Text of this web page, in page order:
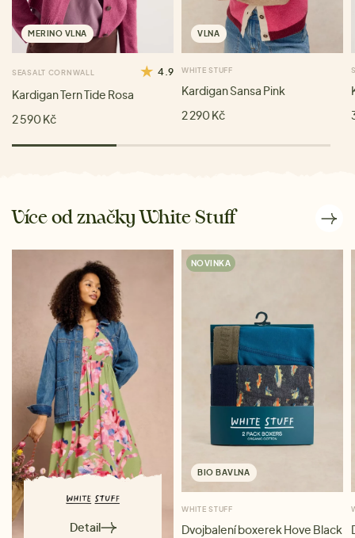
MERINO VLNA
SEASALT CORNWALL 4.9
Kardigan Tern Tide Rosa
2 590 Kč
VLNA
WHITE STUFF
Kardigan Sansa Pink
2 290 Kč
Více od značky White Stuff
Detail
NOVINKA
BIO BAVLNA
WHITE STUFF
Dvojbalení boxerek Hove Black